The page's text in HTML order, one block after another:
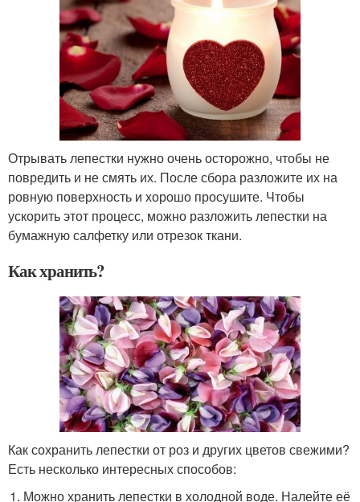
Отрывать лепестки нужно очень осторожно, чтобы не
повредить и не смять их. После сбора разложите их на
ровную поверхность и хорошо просушите. Чтобы
ускорить этот процесс, можно разложить лепестки на
бумажную салфетку или отрезок ткани.
Как хранить?
Как сохранить лепестки от роз и других цветов свежими?
Есть несколько интересных способов:
Можно хранить лепестки в холодной воде. Налейте её